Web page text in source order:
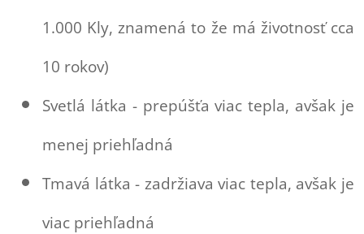
1.000 Kly, znamená to že má životnosť cca
10 rokov)
Svetlá látka - prepúšťa viac tepla, avšak je
menej priehľadná
Tmavá látka - zadržiava viac tepla, avšak je
viac priehľadná